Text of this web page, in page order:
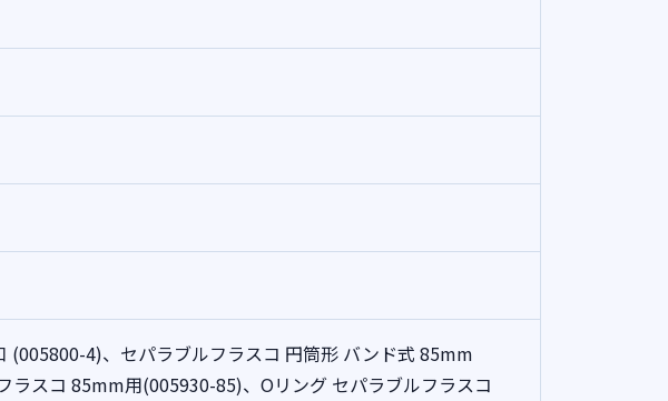
4)、セパラブルフラスコ 円筒形 バンド式 85mm
スコ 85mm用(005930-85)、Oリング セパラブルフラスコ